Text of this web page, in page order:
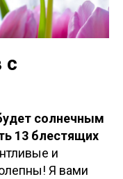
с
солнечным
13 блестящих
и
Я вами